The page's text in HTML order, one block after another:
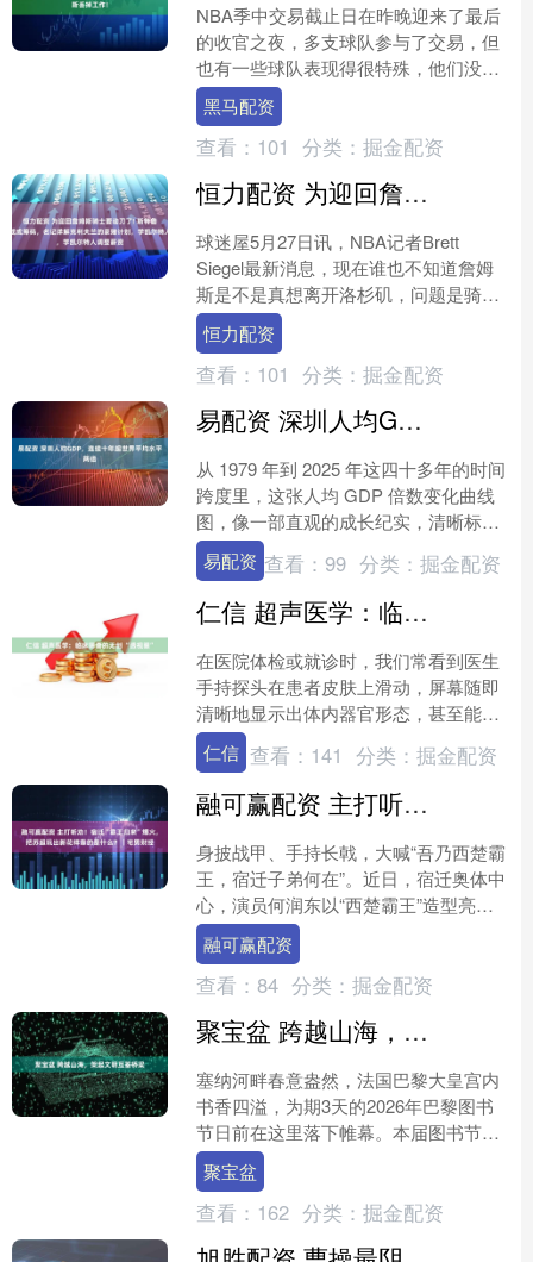
NBA季中交易截止日在昨晚迎来了最后
的收官之夜，多支球队参与了交易，但
也有一些球队表现得很特殊，他们没有
做大的交易，反而是直接裁员，宁可给
钱也不想留下一些球员。....
黑马配资
查看： 101 分类： 掘金配资
恒力配资 为迎回詹姆斯骑士要动刀了! 斯特鲁斯与阿伦或成筹码，名记详解克利夫兰的豪赌计划，学凯尔特人调整薪资
球迷屋5月27日讯，NBA记者Brett
Siegel最新消息，现在谁也不知道詹姆
斯是不是真想离开洛杉矶，问题是骑士
只能给他一份底薪合同。他今年肯定不
会接受这种....
恒力配资
查看： 101 分类： 掘金配资
易配资 深圳人均GDP，连续十年超世界平均水平两倍
从 1979 年到 2025 年这四十多年的时间
跨度里，这张人均 GDP 倍数变化曲线
图，像一部直观的成长纪实，清晰标注
着深圳经济的跃迁轨迹。 它跳出单纯
GD....
易配资 查看：99 分类：掘金配资
仁信 超声医学：临床筛查的无创 “透视眼”
在医院体检或就诊时，我们常看到医生
手持探头在患者皮肤上滑动，屏幕随即
清晰地显示出体内器官形态，甚至能看
到胎儿的微小动作。这就是超声检查，
被誉为临床筛查的无创“透....
仁信 查看： 141 分类：掘金配资
融可赢配资 主打听劝！宿迁“霸王归来”爆火，把苏超玩出新花样靠的是什么？｜宅男财经
身披战甲、手持长戟，大喊“吾乃西楚霸
王，宿迁子弟何在”。近日，宿迁奥体中
心，演员何润东以“西楚霸王”造型亮
相“苏超”开幕式，助燃宿迁队2:0完胜南
京队，更让“项....
融可赢配资
查看： 84 分类： 掘金配资
聚宝盆 跨越山海，架起文明互鉴桥梁
塞纳河畔春意盎然，法国巴黎大皇宫内
书香四溢，为期3天的2026年巴黎图书
节日前在这里落下帷幕。本届图书节汇
聚全球近450家出版机构、1200余名作
家，吸引超过1....
聚宝盆
查看： 162 分类： 掘金配资